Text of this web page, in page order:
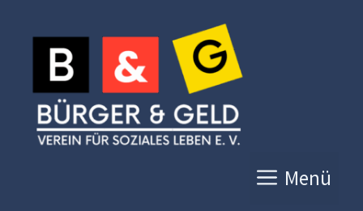
Inhalt
springen
Menü